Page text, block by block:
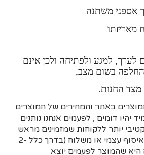
אספני משתנה
מאריזתו
לערך, למגע ולפתיחה ולכן אינם
החלפה בשום מצב,
החנות.
באתר והמחירים של המוצרים
יהיו דומים , לפעמים אנחנו נותנים
יותר ללקוחות שמזמינים מראש
דרך האתר וקובעים איסוף עצמי או משלוח (בדרך כלל 2-
היא שהמוצר לפעמים יוצא